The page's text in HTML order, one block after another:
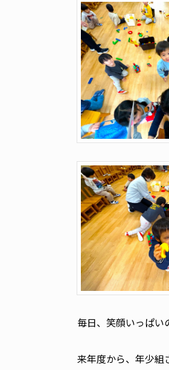
毎日、笑顔いっぱ
来年度から、年少